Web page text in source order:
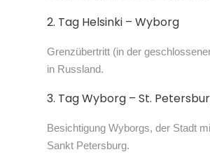
2. Tag Helsinki – Wyborg
Grenzübertritt (in der
in Russland.
3. Tag Wyborg – St.
Besichtigung Wyborgs, der Stadt
Sankt Petersburg.